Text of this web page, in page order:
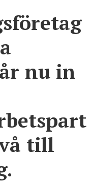
nu in
till